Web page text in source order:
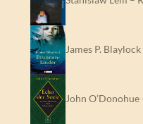
James P.
John